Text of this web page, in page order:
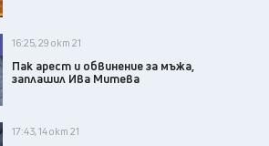
16:25, 29 окт 21
Пак арест и обвинение за мъжа,
заплашил Ива Митева
17:43, 14 окт 21